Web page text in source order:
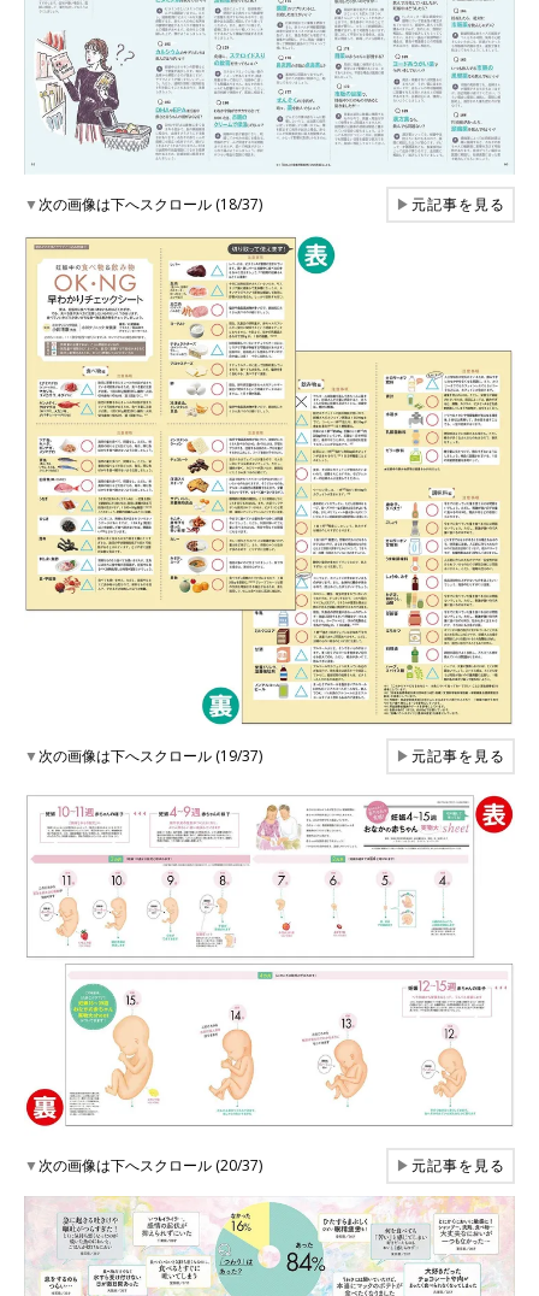
▼次の画像は下へスクロール (18/37) ▶元記事を見る
▼次の画像は下へスクロール (19/37) ▶元記事を見る
▼次の画像は下へスクロール (20/37) ▶元記事を見る